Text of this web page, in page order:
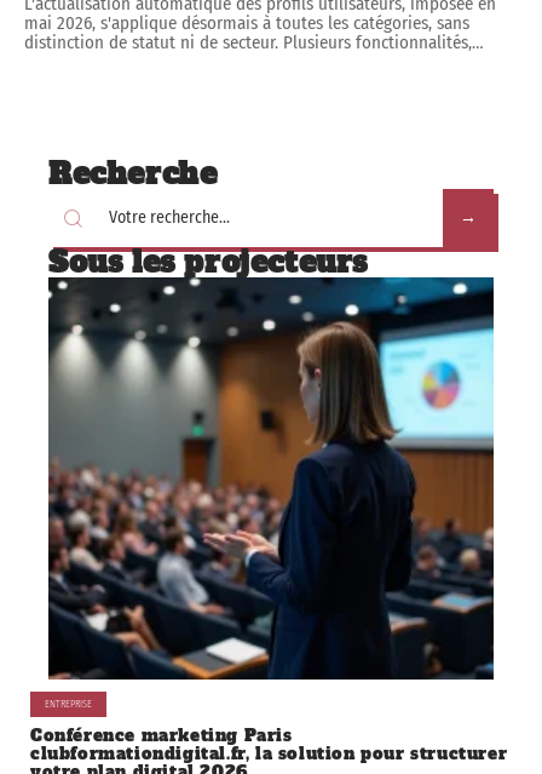
mai 2026, s'applique désormais à toutes les catégories, sans
distinction de statut ni de secteur. Plusieurs fonctionnalités,…
Recherche
Sous les projecteurs
ENTREPRISE
Conférence marketing Paris
clubformationdigital.fr, la solution pour structurer